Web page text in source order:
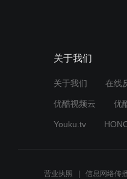
关于我们
关于我们 在线
优酷视频云 优
Youku.tv
营业执照 信息网络传